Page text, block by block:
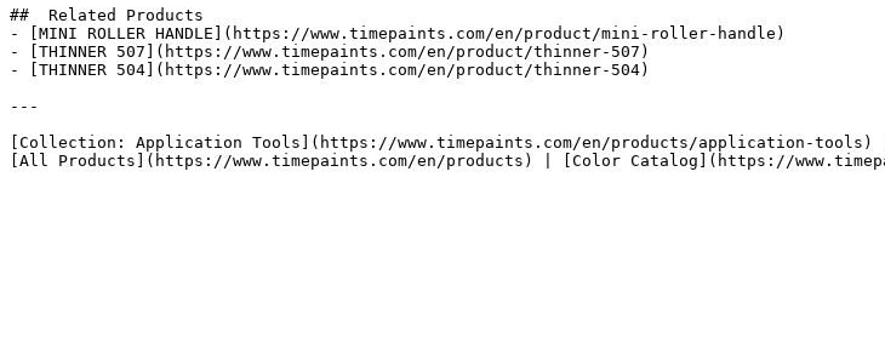
##  Related Products
- [MINI ROLLER HANDLE](https://www.timepaints.com/en/product/mini-roller-handle)
- [THINNER 507](https://www.timepaints.com/en/product/thinner-507)
- [THINNER 504](https://www.timepaints.com/en/product/thinner-504)
---
[Collection: Application Tools](https://www.timepaints.com/en/products/application-tools) |